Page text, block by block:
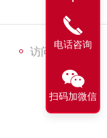
访问量：791
电话咨询
扫码加微信